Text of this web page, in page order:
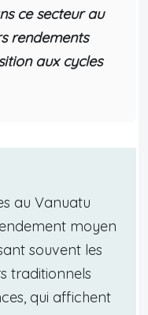
ce secteur au
rendements
aux cycles
au Vanuatu
moyen
souvent les
traditionnels
qui affichent